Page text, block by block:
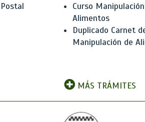
Curso
Alimentos
Duplicado Carnet
Manipulación de
MÁS TRÁMITES